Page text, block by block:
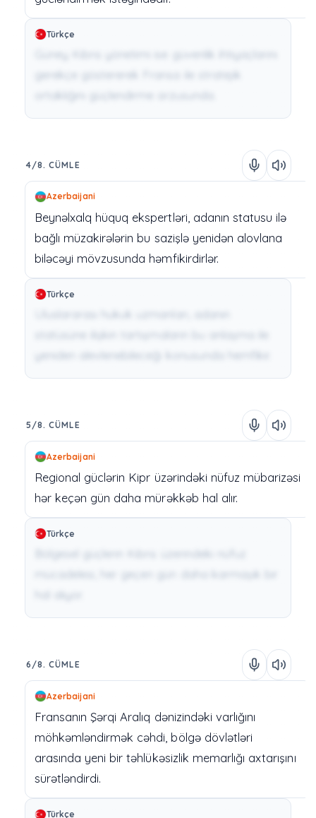
Türkçe
4/8. CÜMLE
Azerbaijani
Beynəlxalq hüquq ekspertləri, adanın statusu ilə
bağlı müzakirələrin bu sazişlə yenidən alovlana
biləcəyi mövzusunda həmfikirdirlər.
Türkçe
5/8. CÜMLE
Azerbaijani
Regional güclərin Kipr üzərindəki nüfuz mübarizəsi
hər keçən gün daha mürəkkəb hal alır.
Türkçe
6/8. CÜMLE
Azerbaijani
Fransanın Şərqi Aralıq dənizindəki varlığını
möhkəmləndirmək cəhdi, bölgə dövlətləri
arasında yeni bir təhlükəsizlik memarlığı axtarışını
sürətləndirdi.
Türkçe